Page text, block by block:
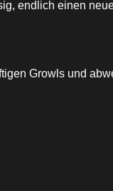
endlich einen
Growls und